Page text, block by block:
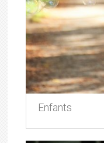
Enfants